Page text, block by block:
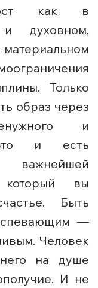
как в
и духовном,
Только
образ через
и
и есть
который вы
Быть
—
Человек
на душе
И не